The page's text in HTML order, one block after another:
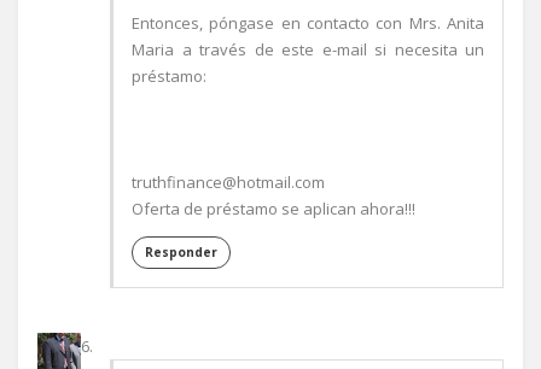
Entonces, póngase en contacto con Mrs. Anita
Maria a través de este e-mail si necesita un
préstamo:
truthfinance@hotmail.com
Oferta de préstamo se aplican ahora!!!
Responder